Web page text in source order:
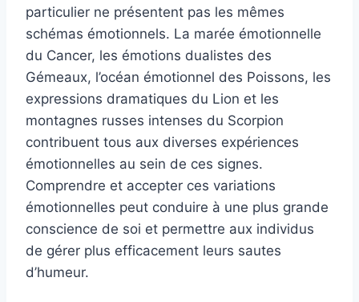
particulier ne présentent pas les mêmes
schémas émotionnels. La marée émotionnelle
du Cancer, les émotions dualistes des
Gémeaux, l’océan émotionnel des Poissons, les
expressions dramatiques du Lion et les
montagnes russes intenses du Scorpion
contribuent tous aux diverses expériences
émotionnelles au sein de ces signes.
Comprendre et accepter ces variations
émotionnelles peut conduire à une plus grande
conscience de soi et permettre aux individus
de gérer plus efficacement leurs sautes
d’humeur.